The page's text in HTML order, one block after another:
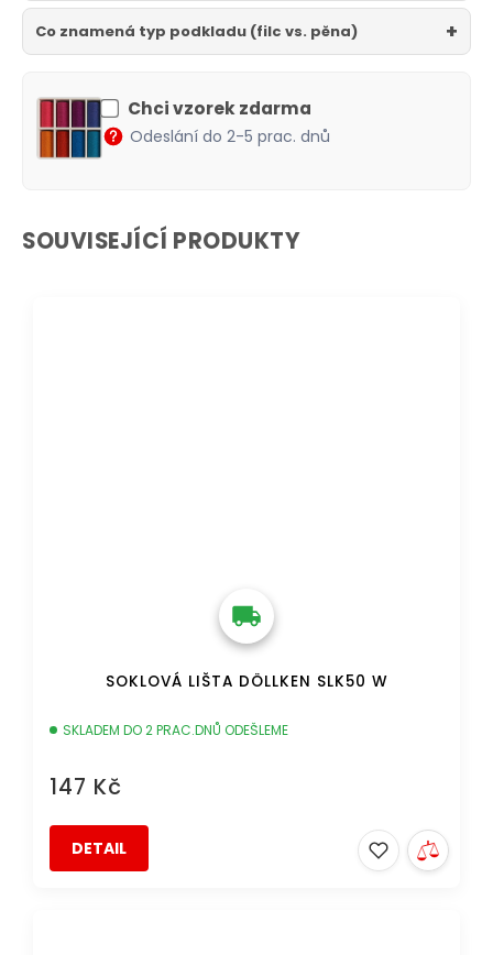
Co znamená typ podkladu (filc vs. pěna)
Chci vzorek zdarma
Odeslání do 2-5 prac. dnů
SOUVISEJÍCÍ PRODUKTY
SOKLOVÁ LIŠTA DÖLLKEN SLK50 W
SKLADEM DO 2 PRAC.DNŮ ODEŠLEME
147 Kč
DETAIL